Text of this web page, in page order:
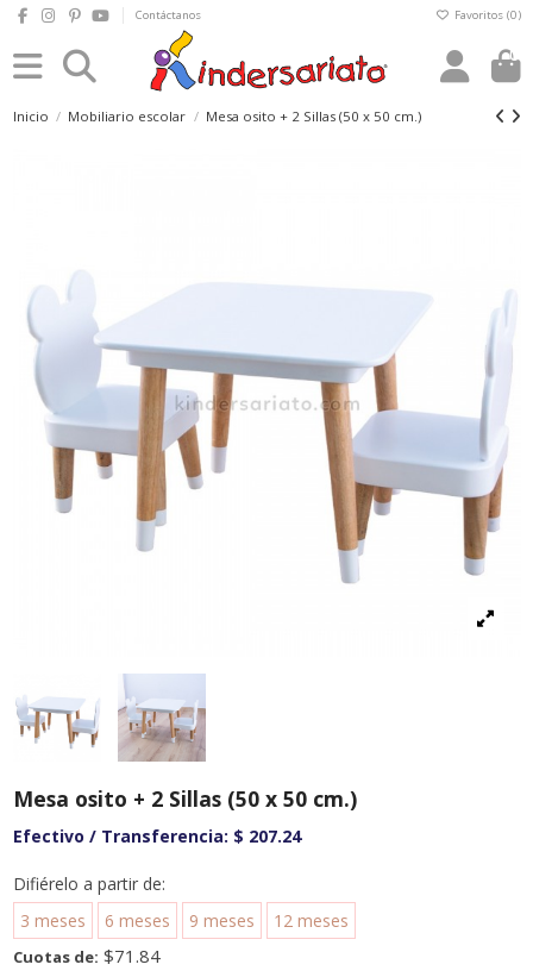
Contáctanos Favoritos (0)
0
Inicio Mobiliario escolar Mesa osito + 2 Sillas (50 x 50 cm.)
Mesa osito + 2 Sillas (50 x 50 cm.)
Efectivo / Transferencia: $ 207.24
Difiérelo a partir de:
3 meses
6 meses 9 meses 12 meses
Cuotas de: $71.84